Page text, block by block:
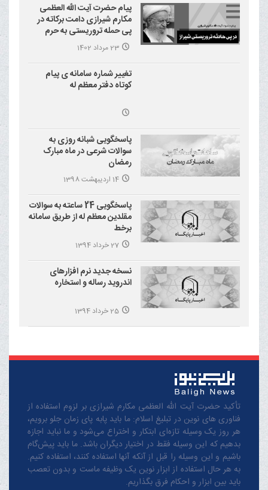
پیام حضرت آیت الله العظمی
مکارم شیرازی دامت برکاته در
پی حمله تروریستی به حرم
احمد بن موسی علیه السلام
(شاهچراغ)
23 مرداد 1402
تغییر شماره سامانه ی پیام
کوتاه دفتر معظم له
پاسخگویی شبانه روزی به
سوالات شرعی در ماه مبارک
رمضان
14 اردیبهشت 1398
پاسخگویی 24 ساعته به سوالات
مقلدین معظم له از طریق سامانه
برخط
27 خرداد 1394
نسخه جدید نرم افزارهای
اندروید رساله و استخاره
25 خرداد 1394
تأکید حضرت آیت الله العظمی مکارم شیرازی بر لزوم استفاده از
فناوری های نوین در تبلیغ اسلام: ما باید پابه پای زمان جلو برویم،
هر روز یک وسیله تازه‌ای ابتکار و اختراع می‌شود و ما نباید اجازه
بدهیم که این وسیله فقط در اختیار دیگران باشد. ما باید پیش‌گام
باشیم و این وسیله را قبل از آنکه آنها استفاده کنند، استفاده کنیم.
به هر حال استفاده از ابزار نوین یک وظیفه ماست و بدون تعصب
باید بین ابزار و احکام فرق بگذاریم.